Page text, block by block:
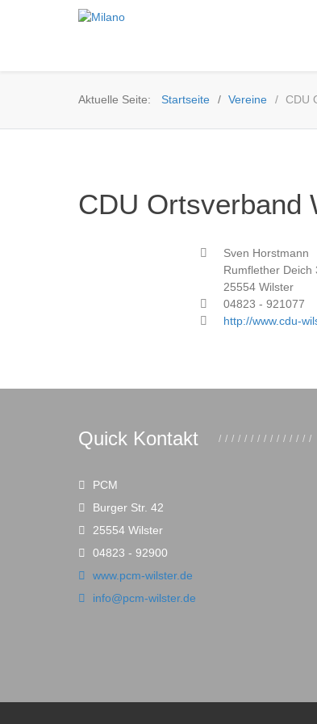
Aktuelle Seite: Startseite Vereine CDU
CDU Ortsverband
Adresse
Sven Horstmann
Rumflether Deich
25554 Wilster
Telefon
04823 - 921077
Website
http://www.cdu-
Quick Kontakt
PCM
Burger Str. 42
25554 Wilster
04823 - 92900
www.pcm-wilster.de
info@pcm-wilster.de